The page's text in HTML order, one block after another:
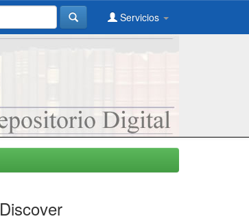
Servicios
Discover